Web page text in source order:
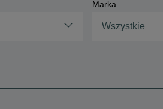
Marka
Wszystkie